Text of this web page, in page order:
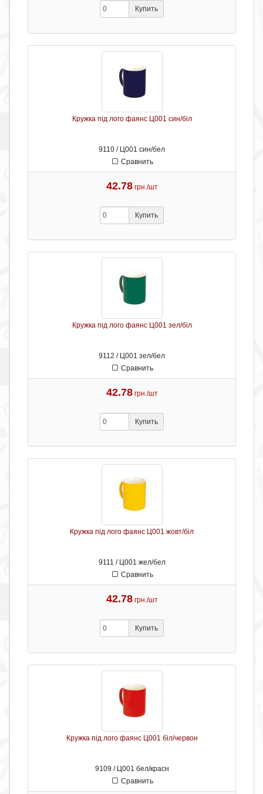
Купить
Кружка під лого фаянс Ц001 син/біл
9110 / Ц001 син/бел
Сравнить
42.78 грн./шт
Купить
Кружка під лого фаянс Ц001 зел/біл
9112 / Ц001 зел/бел
Сравнить
42.78 грн./шт
Купить
Кружка під лого фаянс Ц001 жовт/біл
9111 / Ц001 жел/бел
Сравнить
42.78 грн./шт
Купить
Кружка під лого фаянс Ц001 біл/червон
9109 / Ц001 бел/красн
Сравнить